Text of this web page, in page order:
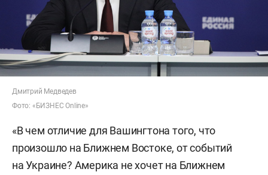
Дмитрий Медведев
Фото: «БИЗНЕС Online»
«В чем отличие для Вашингтона того, что
произошло на Ближнем Востоке, от событий
на Украине? Америка не хочет на Ближнем